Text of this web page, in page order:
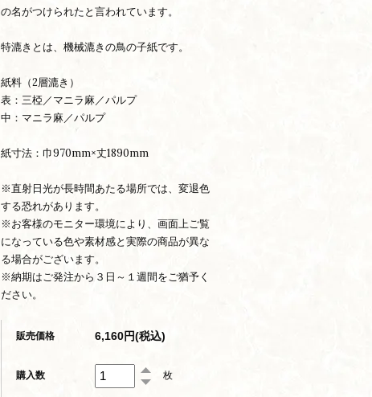
の名がつけられたと言われています。
特漉きとは、機械漉きの鳥の子紙です。
紙料（2層漉き）
表：三椏／マニラ麻／パルプ
中：マニラ麻／パルプ
紙寸法：巾970mm×丈1890mm
※直射日光が長時間あたる場所では、変退色
する恐れがあります。
※お客様のモニター環境により、画面上ご覧
になっている色や素材感と実際の商品が異な
る場合がございます。
※納期はご発注から３日～１週間をご猶予く
ださい。
販売価格 6,160円(税込)
購入数 枚